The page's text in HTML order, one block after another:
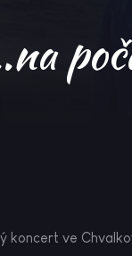
koncert ve